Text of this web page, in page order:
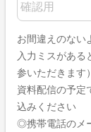
お間違えのない
入力ミスがある
参いただきます
資料配信の予定
込みください
◎携帯電話のメ